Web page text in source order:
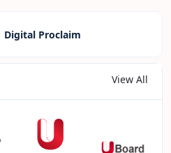
Digital Proclaim
View All